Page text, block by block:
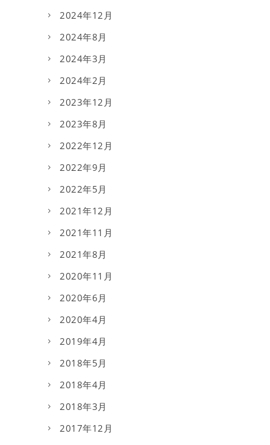
2024年12月
2024年8月
2024年3月
2024年2月
2023年12月
2023年8月
2022年12月
2022年9月
2022年5月
2021年12月
2021年11月
2021年8月
2020年11月
2020年6月
2020年4月
2019年4月
2018年5月
2018年4月
2018年3月
2017年12月